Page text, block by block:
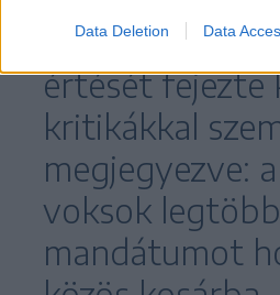
Data Deletion Data
meghívott
értését fejezte
kritikákkal
megjegyezve:
voksok
mandátumot